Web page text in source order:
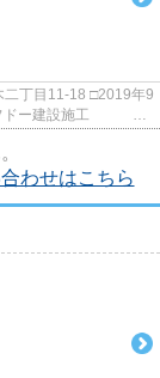
18 □2019年9
わせはこちら